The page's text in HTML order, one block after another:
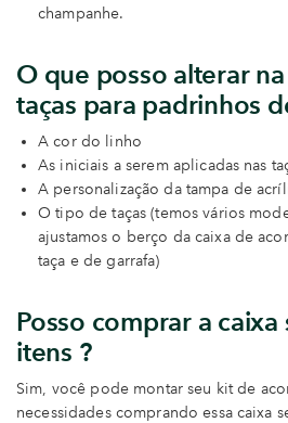
champanhe.
O que posso alterar
taças para padrinhos
A cor do linho
As iniciais a serem aplicadas nas
A personalização da tampa de
O tipo de taças (temos vários
ajustamos o berço da caixa de
taça e de garrafa)
Posso comprar a
itens ?
Sim, você pode montar seu kit de
necessidades comprando essa caixa